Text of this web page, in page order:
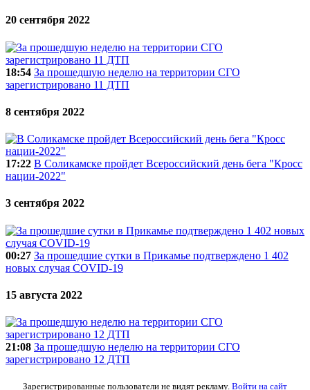
20 сентября 2022
18:54 За прошедшую неделю на территории СГО
зарегистрировано 11 ДТП
8 сентября 2022
17:22 В Соликамске пройдет Всероссийский день бега "Кросс
нации-2022"
3 сентября 2022
00:27 За прошедшие сутки в Прикамье подтверждено 1 402
новых случая COVID-19
15 августа 2022
21:08 За прошедшую неделю на территории СГО
зарегистрировано 12 ДТП
Зарегистрированные пользователи не видят рекламу. Войти на сайт